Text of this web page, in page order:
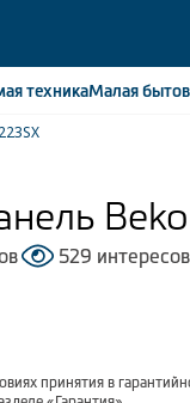
техникаМалая
529
принятия в